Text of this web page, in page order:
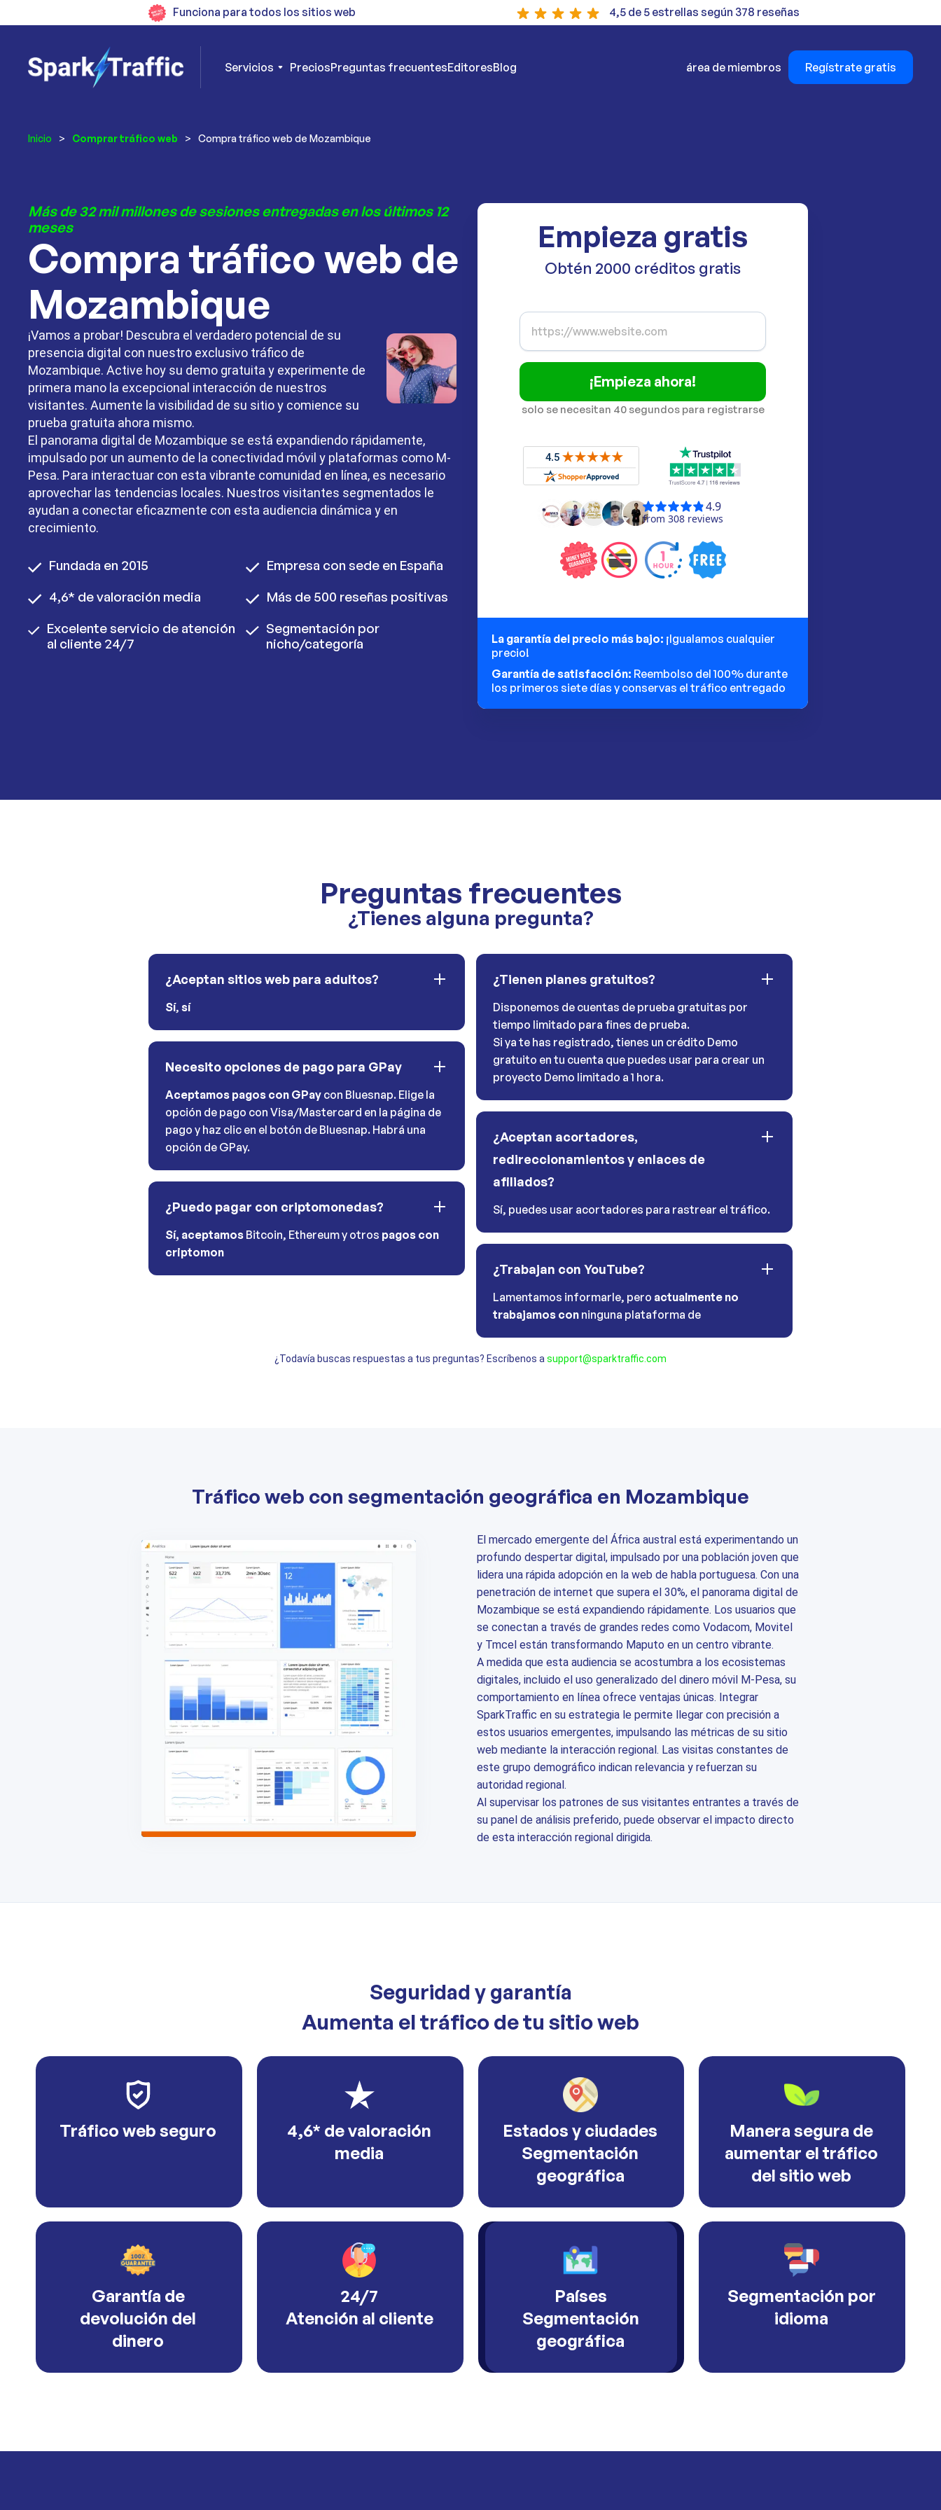
Funciona para todos los sitios web 4,5 de 5 estrellas según 378 reseñas
Servicios PreciosPreguntas frecuentesEditoresBlog área de miembros Regístrate gratis
Inicio > Comprar tráfico web > Compra tráfico web de Mozambique
Más de 32 mil millones de sesiones entregadas en los últimos 12
meses
Compra tráfico web de
Mozambique
¡Vamos a probar! Descubra el verdadero potencial de su
presencia digital con nuestro exclusivo tráfico de
Mozambique. Active hoy su demo gratuita y experimente de
primera mano la excepcional interacción de nuestros
visitantes. Aumente la visibilidad de su sitio y comience su
prueba gratuita ahora mismo.
El panorama digital de Mozambique se está expandiendo rápidamente,
impulsado por un aumento de la conectividad móvil y plataformas como M-
Pesa. Para interactuar con esta vibrante comunidad en línea, es necesario
aprovechar las tendencias locales. Nuestros visitantes segmentados le
ayudan a conectar eficazmente con esta audiencia dinámica y en
crecimiento.
Fundada en 2015
4,6* de valoración media
Excelente servicio de atención
al cliente 24/7
Empresa con sede en España
Más de 500 reseñas positivas
Segmentación por
nicho/categoría
Empieza gratis
Obtén 2000 créditos gratis
¡Empieza ahora!
solo se necesitan 40 segundos para registrarse
La garantía del precio más bajo: ¡Igualamos cualquier
precio!
Garantía de satisfacción: Reembolso del 100% durante
los primeros siete días y conservas el tráfico entregado
Preguntas frecuentes
¿Tienes alguna pregunta?
¿Aceptan sitios web para adultos?
Sí, sí
Necesito opciones de pago para GPay
Aceptamos pagos con GPay con Bluesnap. Elige la
opción de pago con Visa/Mastercard en la página de
pago y haz clic en el botón de Bluesnap. Habrá una
opción de GPay.
¿Puedo pagar con criptomonedas?
Sí, aceptamos Bitcoin, Ethereum y otros pagos con
criptomon
¿Tienen planes gratuitos?
Disponemos de cuentas de prueba gratuitas por
tiempo limitado para fines de prueba.
Si ya te has registrado, tienes un crédito Demo
gratuito en tu cuenta que puedes usar para crear un
proyecto Demo limitado a 1 hora.
¿Aceptan acortadores,
redireccionamientos y enlaces de
afiliados?
Sí, puedes usar acortadores para rastrear el tráfico.
¿Trabajan con YouTube?
Lamentamos informarle, pero actualmente no
trabajamos con ninguna plataforma de
¿Todavía buscas respuestas a tus preguntas? Escríbenos asupport@sparktraffic.com
Tráfico web con segmentación geográfica en Mozambique
El mercado emergente del África austral está experimentando un
profundo despertar digital, impulsado por una población joven que
lidera una rápida adopción en la web de habla portuguesa. Con una
penetración de internet que supera el 30%, el panorama digital de
Mozambique se está expandiendo rápidamente. Los usuarios que
se conectan a través de grandes redes como Vodacom, Movitel
y Tmcel están transformando Maputo en un centro vibrante.
A medida que esta audiencia se acostumbra a los ecosistemas
digitales, incluido el uso generalizado del dinero móvil M-Pesa, su
comportamiento en línea ofrece ventajas únicas. Integrar
SparkTraffic en su estrategia le permite llegar con precisión a
estos usuarios emergentes, impulsando las métricas de su sitio
web mediante la interacción regional. Las visitas constantes de
este grupo demográfico indican relevancia y refuerzan su
autoridad regional.
Al supervisar los patrones de sus visitantes entrantes a través de
su panel de análisis preferido, puede observar el impacto directo
de esta interacción regional dirigida.
Seguridad y garantía
Aumenta el tráfico de tu sitio web
Tráfico web seguro
4,6* de valoración
media
Estados y ciudades
Segmentación
geográfica
Manera segura de
aumentar el tráfico
del sitio web
Garantía de
devolución del
dinero
24/7
Atención al cliente
Países
Segmentación
geográfica
Segmentación por
idioma